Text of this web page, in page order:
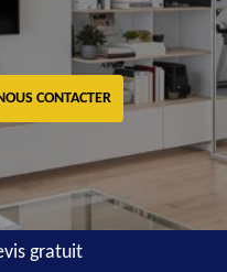
CONTACTER
gratuit